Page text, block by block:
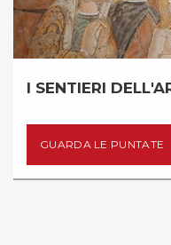
I SENTIERI
GUARDA LE PUNTATE